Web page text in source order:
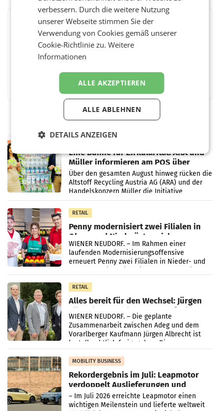
FacebookTwitter
RETAIL
Eine Bühne für Zirkularität: ARA und
Müller informieren am POS über
Kreislauffähigkeit
Über den gesamten August hinweg rücken die
Altstoff Recycling Austria AG (ARA) und der
Handelskonzern Müller die Initiative
„Kreislauf-Helden“ in allen österreichischen
Müller-Filialen
RETAIL
Penny modernisiert zwei Filialen in
Ober- und Niederösterreich
WIENER NEUDORF. – Im Rahmen einer
laufenden Modernisierungsoffensive
erneuert Penny zwei Filialen in Nieder- und
RETAIL
Alles bereit für den Wechsel: Jürgen
Albrecht setzt ab 1.1.2027 auf Adeg
WIENER NEUDORF. – Die geplante
Zusammenarbeit zwischen Adeg und dem
Vorarlberger Kaufmann Jürgen Albrecht ist
kartellrechtlich freigegeben: Die
Bundeswettbewerbsbehörde und der
Bundeskartellanwalt
MOBILITY BUSINESS
Rekordergebnis im Juli: Leapmotor
verdoppelt Auslieferungen und
überschreitet die 100.000er-Marke
– Im Juli 2026 erreichte Leapmotor einen
wichtigen Meilenstein und lieferte weltweit
verbessern. Durch die weitere Nutzung
unserer Webseite stimmen Sie der
Verwendung von Cookies gemäß unserer
Cookie-Richtlinie zu.Weitere
Informationen
ALLE AKZEPTIEREN
ALLE ABLEHNEN
DETAILS ANZEIGEN